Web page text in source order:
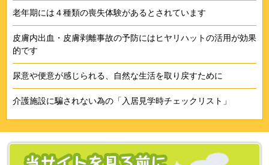
老年期には４種類の喪失体験があるとされています
皮膚内出血・皮膚剥離事故の予防にはヒヤリハットの活用が効果
的です
尿意や便意が感じられる、自然な生活を取り戻すために
介護施設に騙されない為の「入居見学時チェックリスト」